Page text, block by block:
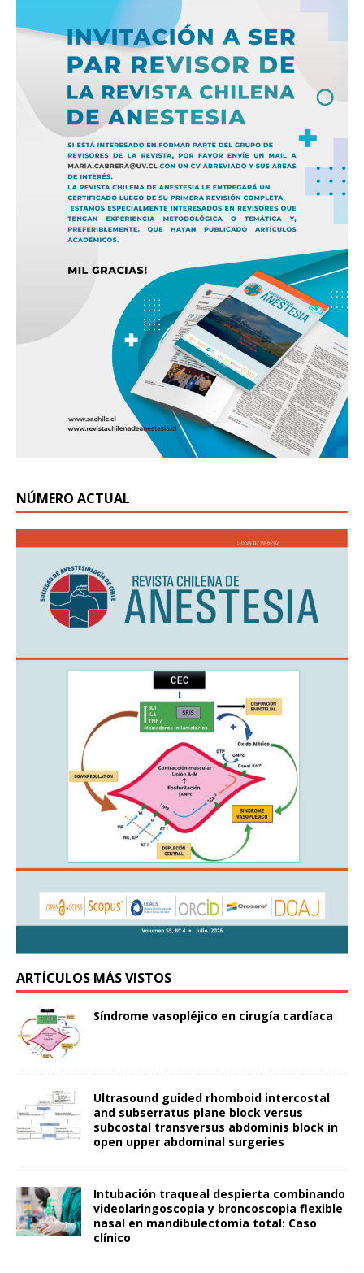
NÚMERO ACTUAL
ARTÍCULOS MÁS VISTOS
Síndrome vasopléjico en cirugía cardíaca
Ultrasound guided rhomboid intercostal
and subserratus plane block versus
subcostal transversus abdominis block in
open upper abdominal surgeries
Intubación traqueal despierta combinando
videolaringoscopia y broncoscopia flexible
nasal en mandibulectomía total: Caso
clínico